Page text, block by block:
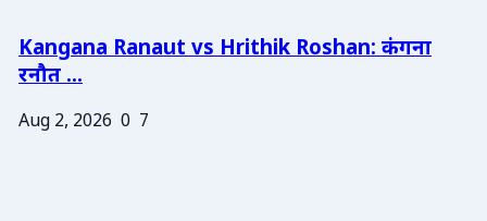
Kangana Ranaut vs Hrithik Roshan: कंगना
रनौत ...
Aug 2, 2026 0 7